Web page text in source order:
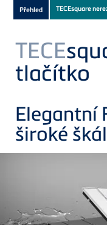
of
current
Product
Přehled TECEsquare
TECE
tlačítko
Elegantní
široké